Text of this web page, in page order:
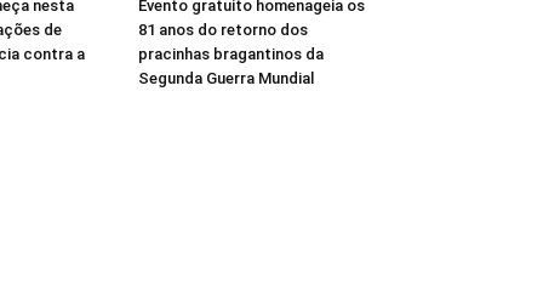
nesta
de
contra a
Evento gratuito homenageia os
81 anos do retorno dos
pracinhas bragantinos da
Segunda Guerra Mundial